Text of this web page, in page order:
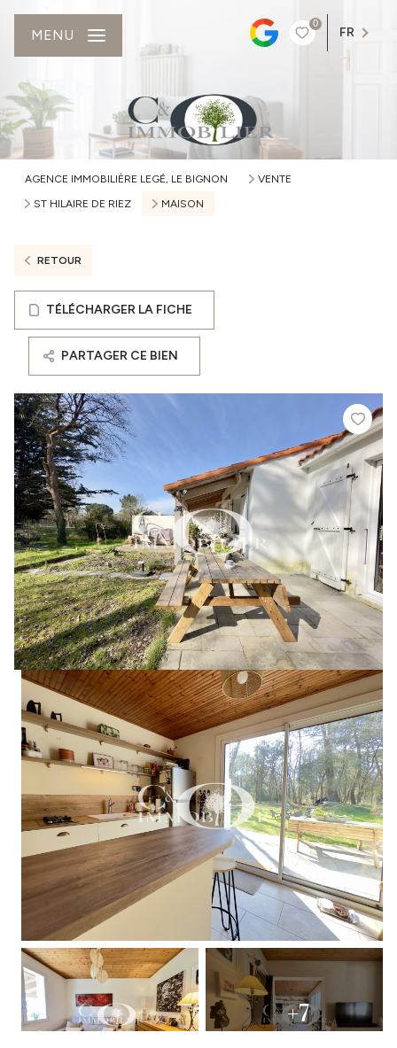
0
FR
MENU
AGENCE IMMOBILIÈRE LEGÉ, LE BIGNON
VENTE
ST HILAIRE DE RIEZ
MAISON
RETOUR
TÉLÉCHARGER LA FICHE
PARTAGER CE BIEN
+7